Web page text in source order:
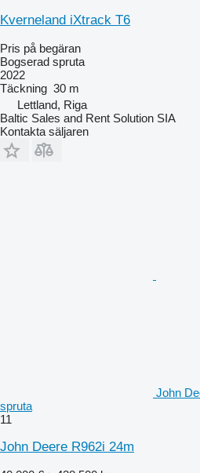
Kverneland iXtrack T6
Pris på begäran
Bogserad spruta
2022
Täckning 30 m
Lettland, Riga
Baltic Sales and Rent Solution SIA
Kontakta säljaren
John
spruta
11
John Deere R962i 24m